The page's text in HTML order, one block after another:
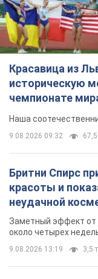
Красавица из
историческую
чемпионате
Видео
Наша
9.08.2026 09:32 67,5
Бритни Спирс
красоты и
неудачной
так почти месяц
Заметный эффект от
около четырех
9.08.2026 13:19 3,5